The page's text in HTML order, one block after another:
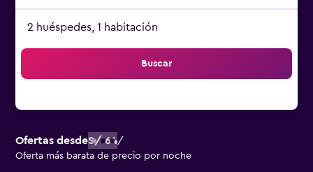
2 huéspedes, 1 habitación
Buscar
Ofertas desdeS/ 64/
Oferta más barata de precio por noche